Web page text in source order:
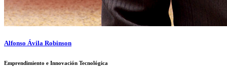
Alfonso Ávila Robinson
Emprendimiento e Innovación Tecnológica